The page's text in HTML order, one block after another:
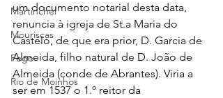
Martinchel
Mouriscas
Pego
Rio de Moinhos
um documento notarial desta data,
renuncia à igreja de St.a Maria do
Castelo, de que era prior, D. Garcia de
Almeida, filho natural de D. João de
Almeida (conde de Abrantes). Viria a
ser em 1537 o 1.º reitor da